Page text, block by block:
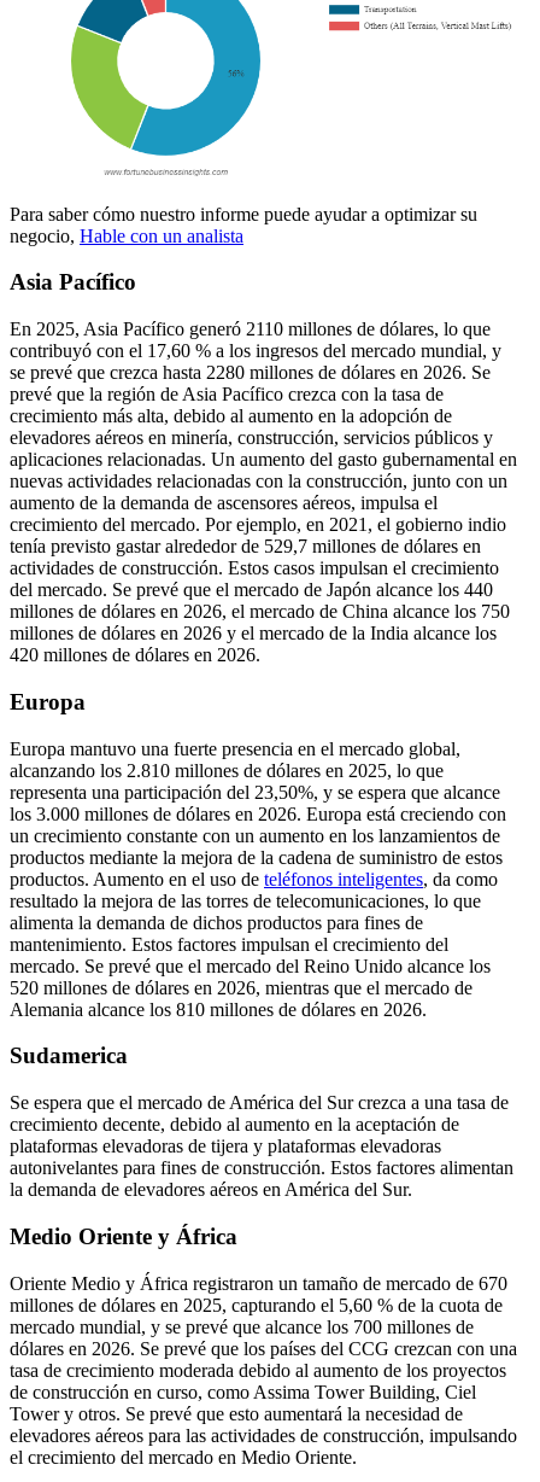
Para saber cómo nuestro informe puede ayudar a optimizar su
negocio, Hable con un analista
Asia Pacífico
En 2025, Asia Pacífico generó 2110 millones de dólares, lo que
contribuyó con el 17,60 % a los ingresos del mercado mundial, y
se prevé que crezca hasta 2280 millones de dólares en 2026. Se
prevé que la región de Asia Pacífico crezca con la tasa de
crecimiento más alta, debido al aumento en la adopción de
elevadores aéreos en minería, construcción, servicios públicos y
aplicaciones relacionadas. Un aumento del gasto gubernamental en
nuevas actividades relacionadas con la construcción, junto con un
aumento de la demanda de ascensores aéreos, impulsa el
crecimiento del mercado. Por ejemplo, en 2021, el gobierno indio
tenía previsto gastar alrededor de 529,7 millones de dólares en
actividades de construcción. Estos casos impulsan el crecimiento
del mercado. Se prevé que el mercado de Japón alcance los 440
millones de dólares en 2026, el mercado de China alcance los 750
millones de dólares en 2026 y el mercado de la India alcance los
420 millones de dólares en 2026.
Europa
Europa mantuvo una fuerte presencia en el mercado global,
alcanzando los 2.810 millones de dólares en 2025, lo que
representa una participación del 23,50%, y se espera que alcance
los 3.000 millones de dólares en 2026. Europa está creciendo con
un crecimiento constante con un aumento en los lanzamientos de
productos mediante la mejora de la cadena de suministro de estos
productos. Aumento en el uso de teléfonos inteligentes, da como
resultado la mejora de las torres de telecomunicaciones, lo que
alimenta la demanda de dichos productos para fines de
mantenimiento. Estos factores impulsan el crecimiento del
mercado. Se prevé que el mercado del Reino Unido alcance los
520 millones de dólares en 2026, mientras que el mercado de
Alemania alcance los 810 millones de dólares en 2026.
Sudamerica
Se espera que el mercado de América del Sur crezca a una tasa de
crecimiento decente, debido al aumento en la aceptación de
plataformas elevadoras de tijera y plataformas elevadoras
autonivelantes para fines de construcción. Estos factores alimentan
la demanda de elevadores aéreos en América del Sur.
Medio Oriente y África
Oriente Medio y África registraron un tamaño de mercado de 670
millones de dólares en 2025, capturando el 5,60 % de la cuota de
mercado mundial, y se prevé que alcance los 700 millones de
dólares en 2026. Se prevé que los países del CCG crezcan con una
tasa de crecimiento moderada debido al aumento de los proyectos
de construcción en curso, como Assima Tower Building, Ciel
Tower y otros. Se prevé que esto aumentará la necesidad de
elevadores aéreos para las actividades de construcción, impulsando
el crecimiento del mercado en Medio Oriente.